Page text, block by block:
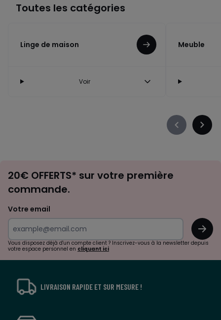
Toutes les catégories
Linge de maison
Voir
Meuble
Précédent
d'inspirations
surprises?
20€ OFFERTS* sur votre première
commande.
Votre email
OK
Vous disposez déjà d'un compte client ? Inscrivez-vous à la newsletter depuis
votre espace personnel en cliquant ici
LIVRAISON RAPIDE ET SUR MESURE !